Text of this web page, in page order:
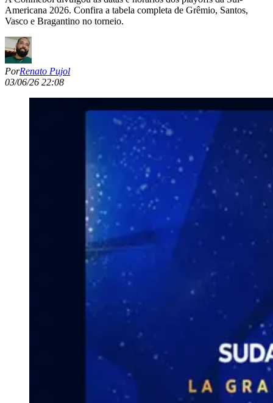
Americana 2026. Confira a tabela completa de Grêmio, Santos,
Vasco e Bragantino no torneio.
PorRenato Pujol
03/06/26 22:08